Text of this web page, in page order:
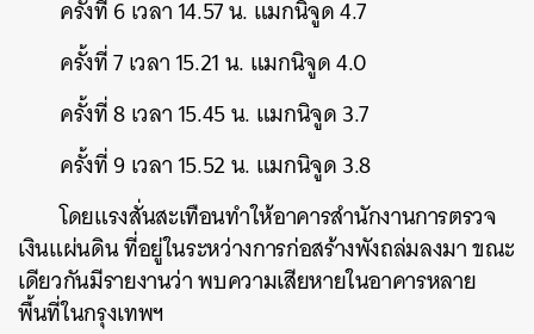
ครั้งที่ 6 เวลา 14.57 น. แมกนิจูด 4.7
ครั้งที่ 7 เวลา 15.21 น. แมกนิจูด 4.0
ครั้งที่ 8 เวลา 15.45 น. แมกนิจูด 3.7
ครั้งที่ 9 เวลา 15.52 น. แมกนิจูด 3.8
โดยแรงสั่นสะเทือนทำให้อาคารสำนักงานการตรวจ
เงินแผ่นดิน ที่อยู่ในระหว่างการก่อสร้างพังถล่มลงมา ขณะ
เดียวกันมีรายงานว่า พบความเสียหายในอาคารหลาย
พื้นที่ในกรุงเทพฯ